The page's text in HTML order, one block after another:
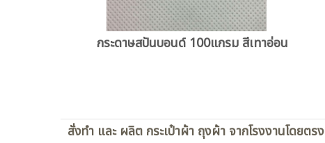
กระดาษสปันบอนด์ 100แกรม สีเทาอ่อน
สั่งทำ และ ผลิต กระเป๋าผ้า ถุงผ้า จากโรงงานโดยตรง